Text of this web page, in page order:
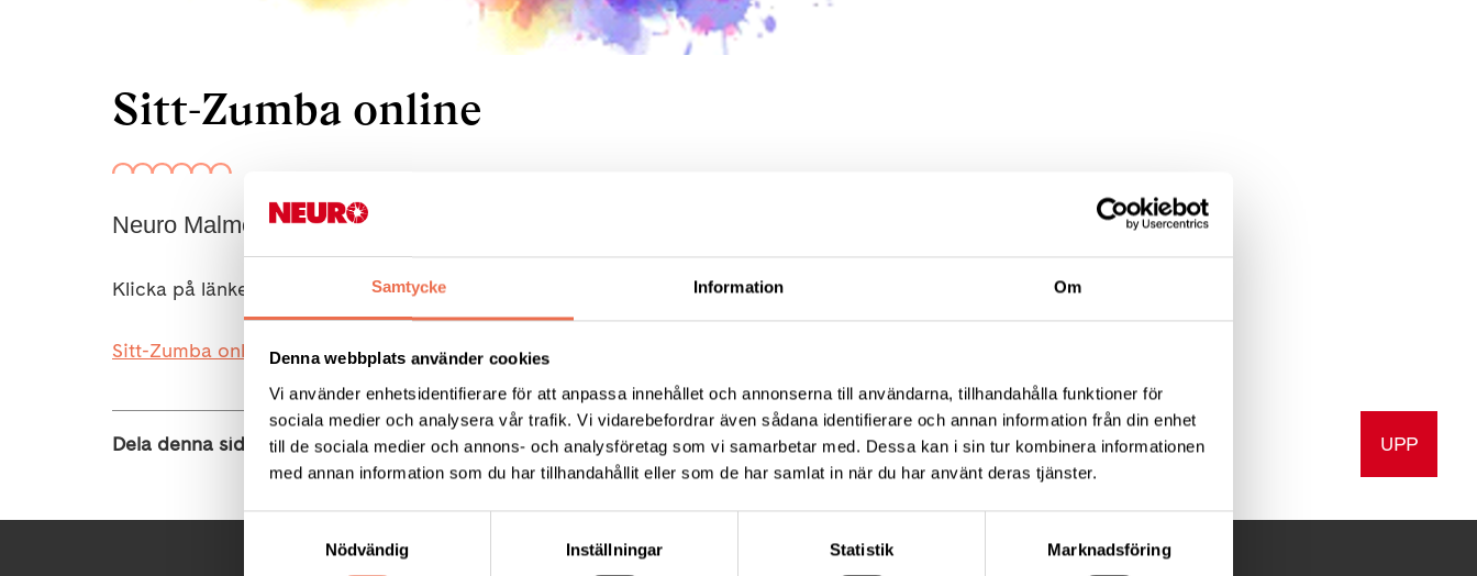
Samtycke Information Om
Denna webbplats använder cookies
Vi använder enhetsidentifierare för att anpassa innehållet och annonserna till användarna, tillhandahålla funktioner för
sociala medier och analysera vår trafik. Vi vidarebefordrar även sådana identifierare och annan information från din enhet
till de sociala medier och annons- och analysföretag som vi samarbetar med. Dessa kan i sin tur kombinera informationen
med annan information som du har tillhandahållit eller som de har samlat in när du har använt deras tjänster.
Samtyckesval
Nödvändig
Inställningar Statistik Marknadsföring
Sitt-Zumba online
Neuro Malmö bjuder in till Sitt-Zumba online.
Klicka på länken för att ta del av innehållet
Sitt-Zumba online | Neuro
Dela denna sida: Tipsa Skriv ut UPP